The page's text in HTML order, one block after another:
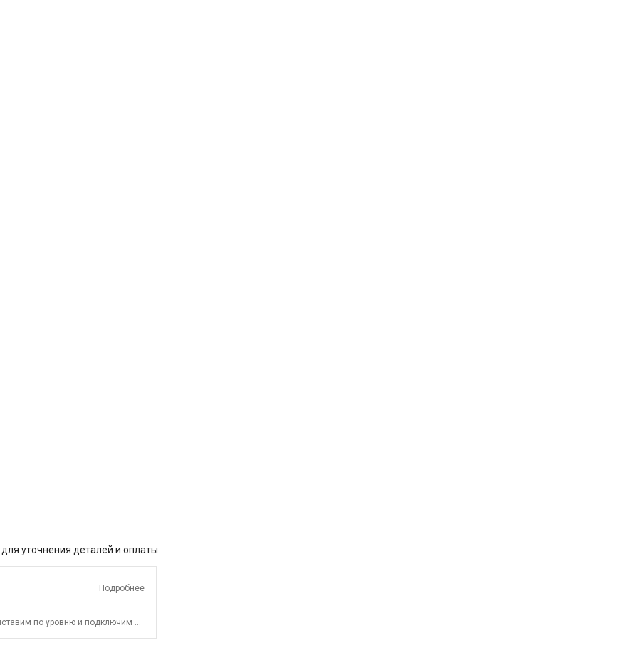
уточнения деталей и оплаты.
Подробнее
по уровню и подключим к